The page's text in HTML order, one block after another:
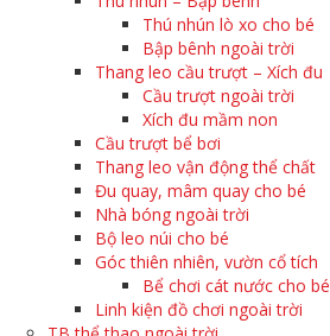
Thú nhún lò xo cho bé
Bập bênh ngoài trời
Thang leo cầu trượt – Xích đu
Cầu trượt ngoài trời
Xích đu mầm non
Cầu trượt bể bơi
Thang leo vận động thể chất
Đu quay, mâm quay cho bé
Nhà bóng ngoài trời
Bộ leo núi cho bé
Góc thiên nhiên, vườn cổ tích
Bể chơi cát nước cho bé
Linh kiện đồ chơi ngoài trời